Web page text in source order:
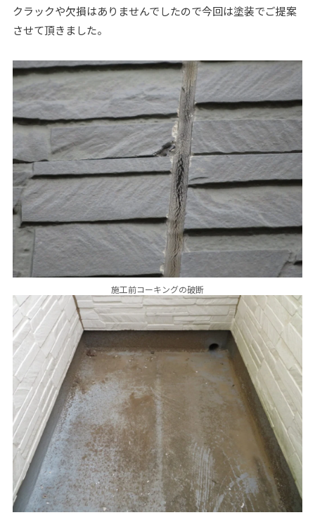
クラックや欠損はありませんでしたので今回は塗装でご提案
させて頂きました。
施工前コーキングの破断